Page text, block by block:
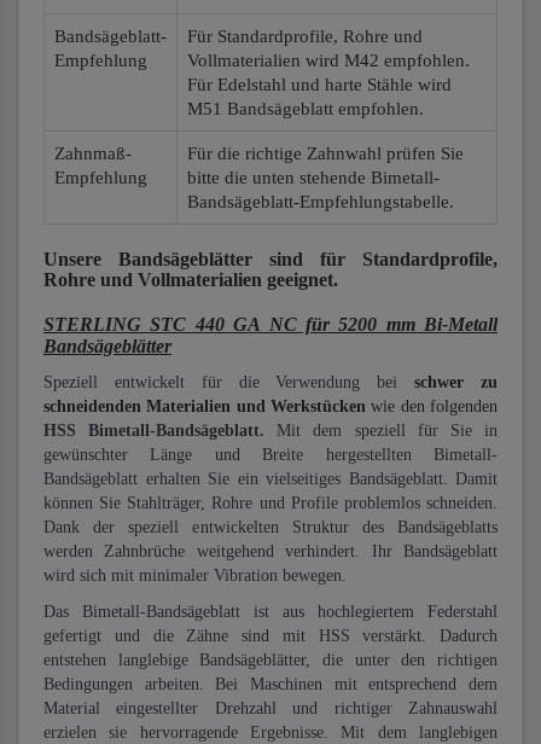
Bandsägeblatt-
Empfehlung
Für Standardprofile, Rohre und
Vollmaterialien wird M42 empfohlen.
Für Edelstahl und harte Stähle wird
M51 Bandsägeblatt empfohlen.
Zahnmaß-
Empfehlung
Für die richtige Zahnwahl prüfen Sie
bitte die unten stehende Bimetall-
Bandsägeblatt-Empfehlungstabelle.
Unsere Bandsägeblätter sind für Standardprofile,
Rohre und Vollmaterialien geeignet.
STERLING STC 440 GA NC für 5200 mm Bi-Metall
Bandsägeblätter
Speziell entwickelt für die Verwendung beischwer zu
schneidenden Materialien und Werkstücken wie den folgenden
HSS Bimetall-Bandsägeblatt. Mit dem speziell für Sie in
gewünschter Länge und Breite hergestellten Bimetall-
Bandsägeblatt erhalten Sie ein vielseitiges Bandsägeblatt. Damit
können Sie Stahlträger, Rohre und Profile problemlos schneiden.
Dank der speziell entwickelten Struktur des Bandsägeblatts
werden Zahnbrüche weitgehend verhindert. Ihr Bandsägeblatt
wird sich mit minimaler Vibration bewegen.
Das Bimetall-Bandsägeblatt ist aus hochlegiertem Federstahl
gefertigt und die Zähne sind mit HSS verstärkt. Dadurch
entstehen langlebige Bandsägeblätter, die unter den richtigen
Bedingungen arbeiten. Bei Maschinen mit entsprechend dem
Material eingestellter Drehzahl und richtiger Zahnauswahl
erzielen sie hervorragende Ergebnisse. Mit dem langlebigen